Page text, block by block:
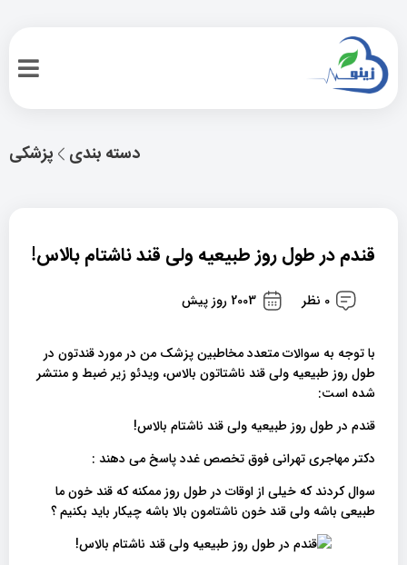
پزشکی دسته بندی
قندم در طول روز طبیعیه ولی قند ناشتام بالاس!
0 نظر 2003 روز پیش
با توجه به سوالات متعدد مخاطبینپزشک من در مورد قندتون در
طول روز طبیعیه ولی قند ناشتاتون بالاس، ویدئو زیر ضبط و منتشر
شده است:
قندم در طول روز طبیعیه ولی قند ناشتام بالاس!
دکتر مهاجری تهرانی فوق تخصص غدد پاسخ می دهند :
سوال کردند که خیلی از اوقات در طول روز ممکنه که قند خون ما
طبیعی باشه ولی قند خون ناشتامون بالا باشه چیکار باید بکنیم ؟